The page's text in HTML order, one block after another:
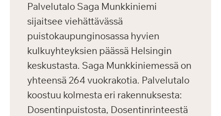
Palvelutalo Saga Munkkiniemi
sijaitsee viehättävässä
puistokaupunginosassa hyvien
kulkuyhteyksien päässä Helsingin
keskustasta. Saga Munkkiniemessä on
yhteensä 264 vuokrakotia. Palvelutalo
koostuu kolmesta eri rakennuksesta:
Dosentinpuistosta, Dosentinrinteestä